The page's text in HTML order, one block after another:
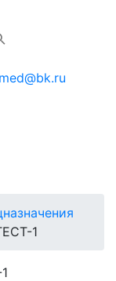
1